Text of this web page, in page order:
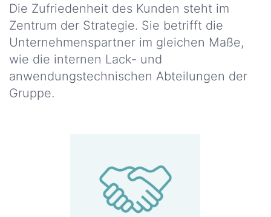
Die Zufriedenheit des Kunden steht im
Zentrum der Strategie. Sie betrifft die
Unternehmenspartner im gleichen Maße,
wie die internen Lack- und
anwendungstechnischen Abteilungen der
Gruppe.